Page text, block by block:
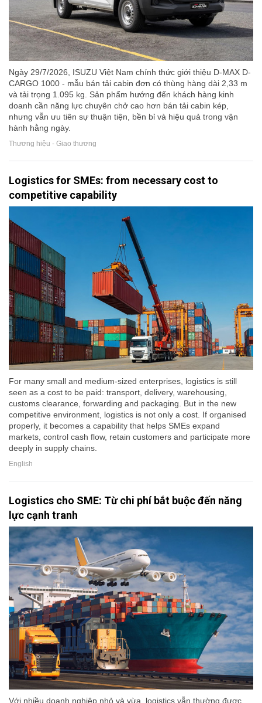
Ngày 29/7/2026, ISUZU Việt Nam chính thức giới thiệu D-MAX D-
CARGO 1000 - mẫu bán tải cabin đơn có thùng hàng dài 2,33 m
và tải trọng 1.095 kg. Sản phẩm hướng đến khách hàng kinh
doanh cần năng lực chuyên chở cao hơn bán tải cabin kép,
nhưng vẫn ưu tiên sự thuận tiện, bền bỉ và hiệu quả trong vận
hành hằng ngày.
Thương hiệu - Giao thương
Logistics for SMEs: from necessary cost to
competitive capability
For many small and medium-sized enterprises, logistics is still
seen as a cost to be paid: transport, delivery, warehousing,
customs clearance, forwarding and packaging. But in the new
competitive environment, logistics is not only a cost. If organised
properly, it becomes a capability that helps SMEs expand
markets, control cash flow, retain customers and participate more
deeply in supply chains.
English
Logistics cho SME: Từ chi phí bắt buộc đến năng
lực cạnh tranh
Với nhiều doanh nghiệp nhỏ và vừa, logistics vẫn thường được